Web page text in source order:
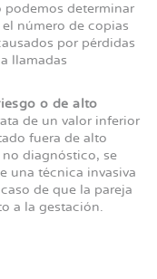
determinar
número de copias
por pérdidas
llamadas
o de alto
de un valor inferior
fuera de alto
diagnóstico, se
una técnica invasiva
de que la pareja
a la gestación.